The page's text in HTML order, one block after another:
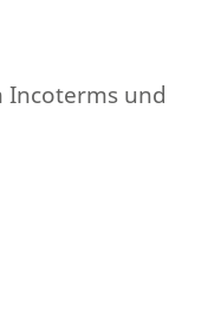
Incoterms und